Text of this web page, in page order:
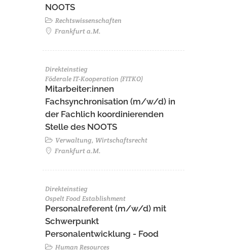
NOOTS
Rechtswissenschaften
Frankfurt a.M.
Direkteinstieg
Föderale IT-Kooperation (FITKO)
Mitarbeiter:innen
Fachsynchronisation (m/w/d) in
der Fachlich koordinierenden
Stelle des NOOTS
Verwaltung, Wirtschaftsrecht
Frankfurt a.M.
Direkteinstieg
Ospelt Food Establishment
Personalreferent (m/w/d) mit
Schwerpunkt
Personalentwicklung - Food
Human Resources